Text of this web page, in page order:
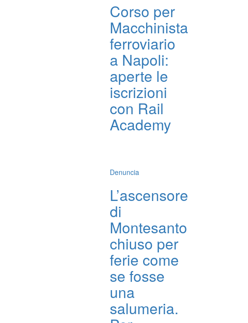
Corso per
Macchinista
ferroviario
a Napoli:
aperte le
iscrizioni
con Rail
Academy
Denuncia
L’ascensore
di
Montesanto
chiuso per
ferie come
se fosse
una
salumeria.